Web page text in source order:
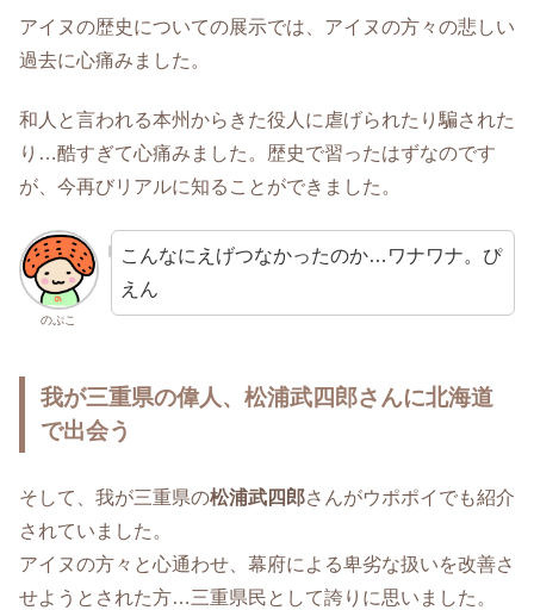
アイヌの歴史についての展示では、アイヌの方々の悲しい
過去に心痛みました。
和人と言われる本州からきた役人に虐げられたり騙された
り…酷すぎて心痛みました。歴史で習ったはずなのです
が、今再びリアルに知ることができました。
のぷこ
こんなにえげつなかったのか…ワナワナ。ぴ
えん
我が三重県の偉人、松浦武四郎さんに北海道
で出会う
そして、我が三重県の松浦武四郎さんがウポポイでも紹介
されていました。
アイヌの方々と心通わせ、幕府による卑劣な扱いを改善さ
せようとされた方…三重県民として誇りに思いました。